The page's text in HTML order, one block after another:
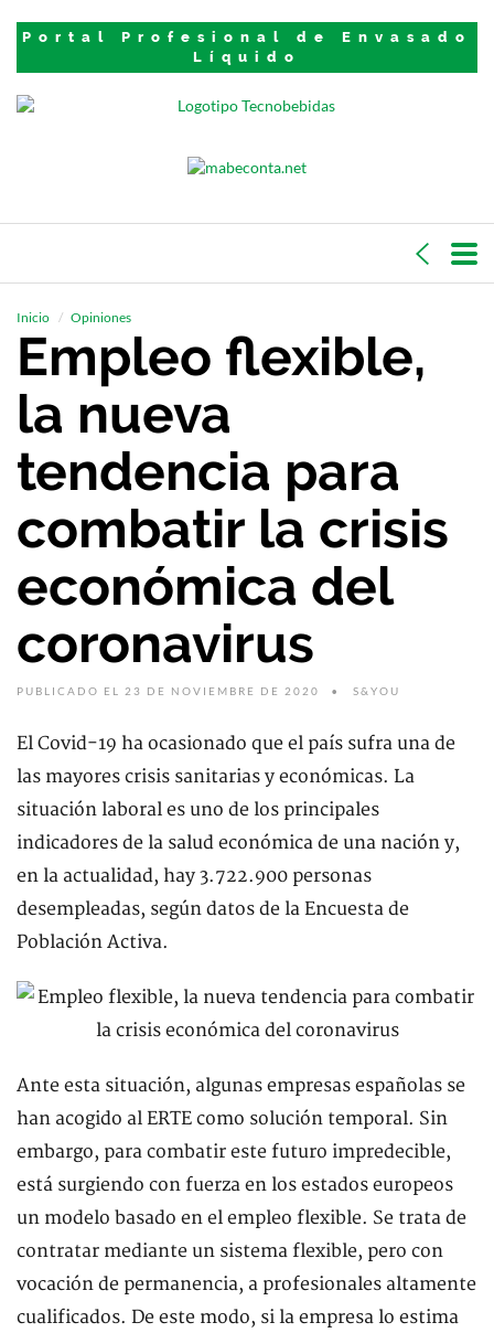
Portal Profesional de Envasado
Líquido
Inicio Opiniones
Empleo flexible,
la nueva
tendencia para
combatir la crisis
económica del
coronavirus
PUBLICADO EL 23 DE NOVIEMBRE DE 2020 S&YOU
El Covid-19 ha ocasionado que el país sufra una de
las mayores crisis sanitarias y económicas. La
situación laboral es uno de los principales
indicadores de la salud económica de una nación y,
en la actualidad, hay 3.722.900 personas
desempleadas, según datos de la Encuesta de
Población Activa.
Ante esta situación, algunas empresas españolas se
han acogido al ERTE como solución temporal. Sin
embargo, para combatir este futuro impredecible,
está surgiendo con fuerza en los estados europeos
un modelo basado en el empleo flexible. Se trata de
contratar mediante un sistema flexible, pero con
vocación de permanencia, a profesionales altamente
cualificados. De este modo, si la empresa lo estima